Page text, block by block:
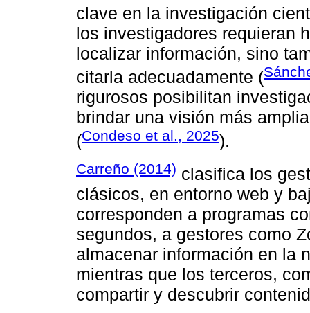
clave en la investigación
los investigadores requieran
localizar información, sino
citarla adecuadamente (
rigurosos posibilitan
brindar una visión más
(Condeso et al., 2025).
Carreño (2014) clasifica los
clásicos, en entorno web y
corresponden a programas
segundos, a gestores como
almacenar información en la
mientras que los terceros,
compartir y descubrir